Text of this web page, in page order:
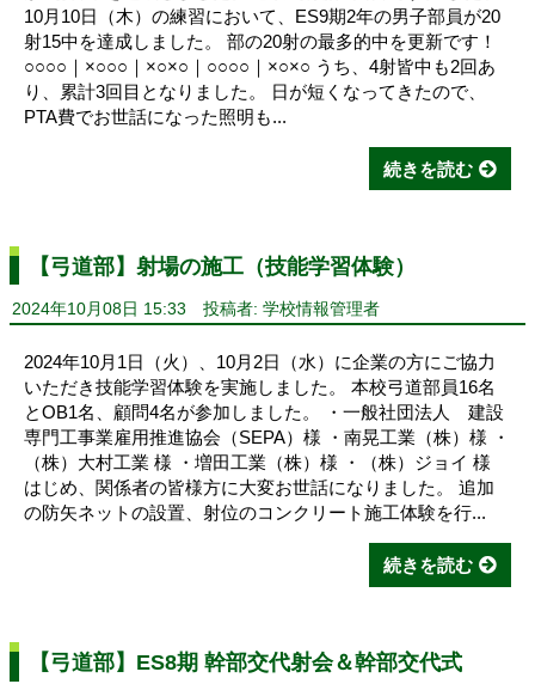
10月10日（木）の練習において、ES9期2年の男子部員が20
射15中を達成しました。 部の20射の最多的中を更新です！
○○○○｜×○○○｜×○×○｜○○○○｜×○×○ うち、4射皆中も2回あ
り、累計3回目となりました。 日が短くなってきたので、
PTA費でお世話になった照明も...
続きを読む
【弓道部】射場の施工（技能学習体験）
2024年10月08日 15:33 投稿者: 学校情報管理者
2024年10月1日（火）、10月2日（水）に企業の方にご協力
いただき技能学習体験を実施しました。 本校弓道部員16名
とOB1名、顧問4名が参加しました。 ・一般社団法人 建設
専門工事業雇用推進協会（SEPA）様 ・南晃工業（株）様 ・
（株）大村工業 様 ・増田工業（株）様 ・（株）ジョイ 様
はじめ、関係者の皆様方に大変お世話になりました。 追加
の防矢ネットの設置、射位のコンクリート施工体験を行...
続きを読む
【弓道部】ES8期 幹部交代射会＆幹部交代式